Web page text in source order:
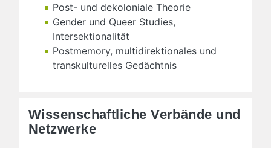
Post- und dekoloniale Theorie
Gender und Queer Studies,
Intersektionalität
Postmemory, multidirektionales und
transkulturelles Gedächtnis
Wissenschaftliche Verbände und
Netzwerke